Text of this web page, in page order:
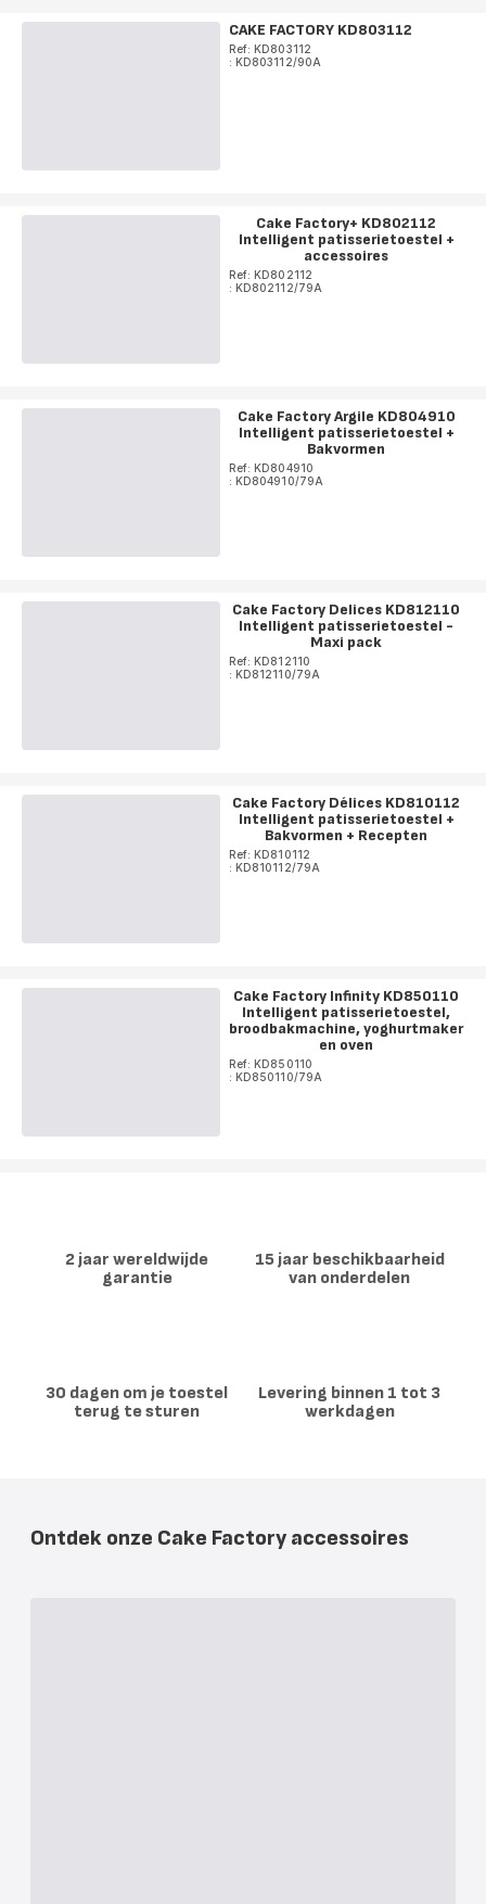
CAKE FACTORY KD803112
Ref: KD803112
: KD803112/90A
Cake Factory+ KD802112
Intelligent patisserietoestel +
accessoires
Ref: KD802112
: KD802112/79A
Cake Factory Argile KD804910
Intelligent patisserietoestel +
Bakvormen
Ref: KD804910
: KD804910/79A
Cake Factory Delices KD812110
Intelligent patisserietoestel -
Maxi pack
Ref: KD812110
: KD812110/79A
Cake Factory Délices KD810112
Intelligent patisserietoestel +
Bakvormen + Recepten
Ref: KD810112
: KD810112/79A
Cake Factory Infinity KD850110
Intelligent patisserietoestel,
broodbakmachine, yoghurtmaker
en oven
Ref: KD850110
: KD850110/79A
2 jaar wereldwijde
garantie
15 jaar beschikbaarheid
van onderdelen
30 dagen om je toestel
terug te sturen
Levering binnen 1 tot 3
werkdagen
Ontdek onze Cake Factory accessoires